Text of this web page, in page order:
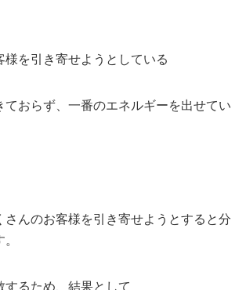
様を引き寄せようとしている
ておらず、一番のエネルギーを出せてい
さんのお客様を引き寄せようとすると分
するため、結果として